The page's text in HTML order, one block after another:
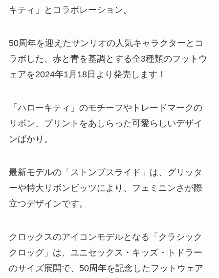
キティ」とコラボレーション。
50周年を迎えたサンリオの人気キャラクターとコ
ラボした、赤と青を基調とする全3種類のフットウ
ェアを2024年1月18日より発売します！
「ハローキティ」のモチーフやトレードマークの
リボン、プリントをあしらった可愛らしいデザイ
ンばかり。
最新モデルの「ストンプスライド」は、グリッタ
ーや特大リボンビッツにより、フェミニンさが際
立つデザインです。
クロックスのアイコンモデルとなる「クラシック
クロッグ」は、ユニセックス・キッズ・トドラー
のサイズ展開で、50周年を記念したフットウェア